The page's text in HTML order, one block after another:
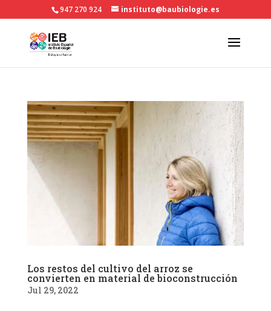
947 270 924 instituto@baubiologie.es
Los restos del cultivo del arroz se
convierten en material de bioconstrucción
Jul 29, 2022